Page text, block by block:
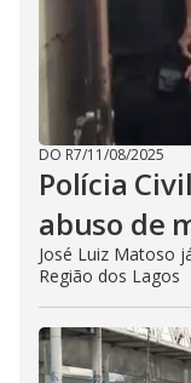
DO R7/11/08/2025
Polícia
abuso de
José Luiz Matoso
Região dos Lagos